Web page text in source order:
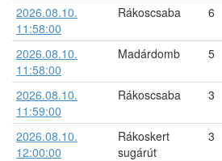
2026.08.10.
11:58:00
Rákoscsaba 6
2026.08.10.
11:58:00
Madárdomb 5
2026.08.10.
11:59:00
Rákoscsaba 3
2026.08.10.
12:00:00
Rákoskert
sugárút
3